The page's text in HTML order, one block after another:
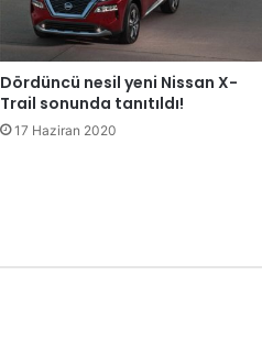
Dördüncü nesil yeni Nissan X-
Trail sonunda tanıtıldı!
17 Haziran 2020